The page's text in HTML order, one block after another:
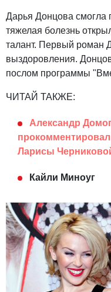
Дарья Донцова смогла
тяжелая болезнь
талант. Первый роман
выздоровления.
послом программы
ЧИТАЙ ТАКЖЕ:
Александр
Ларисы
Кайли Миноуг